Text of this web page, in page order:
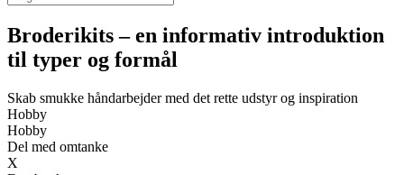
Broderikits – en informativ introduktion
til typer og formål
Skab smukke håndarbejder med det rette udstyr og inspiration
Hobby
Hobby
Del med omtanke
X